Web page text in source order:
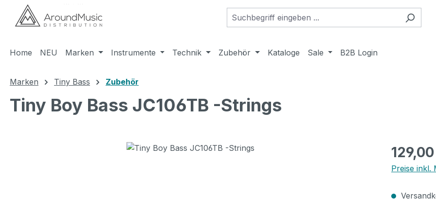
Hauptinhalt springen
Zur Suche springen
Zur Hauptnavigation springen
Home NEU Marken Instrumente Technik Zubehör Kataloge Sale B2B Login
Marken Tiny Bass Zubehör
Tiny Boy Bass JC106TB -Strings
Regulärer
Preise inkl.